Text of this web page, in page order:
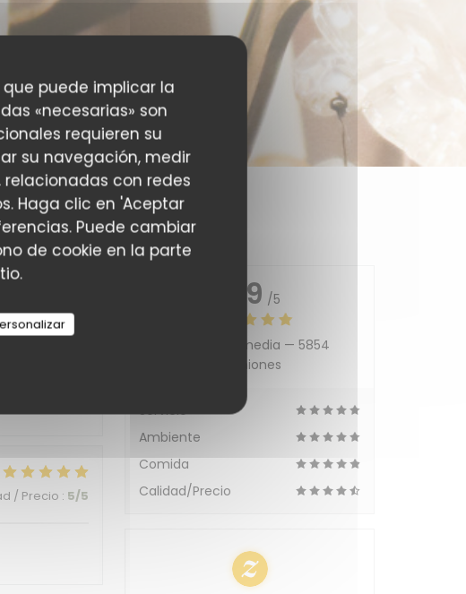
que puede implicar la
«necesarias» son
requieren su
su navegación, medir
con redes
Haga clic en 'Aceptar
Puede cambiar
de cookie en la parte
/ Precio
/ Precio : 5/5
4.9 /5
Valoración media — 5854
Opiniones
Servicio
Ambiente
Comida
Calidad/Precio